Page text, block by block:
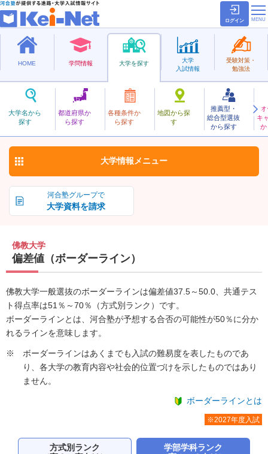
ログイン
HOME 学問情報 大学を探す
大学名から
探す
都道府県か
ら探す
各種条件か
ら探す
地図から探
す
推薦型・
総合型選抜
から探す
キ
か
大学
入試情報
受験対策・
勉強法
私立
ぶっきょう
佛教大学 お気に入り
河合塾グループで
大学資料を請求
大学情報 メニュー
佛教大学
偏差値（ボーダーライン）
佛教大学一般選抜のボーダーラインは偏差値37.5～50.0、共通テス
ト得点率は51％～70％（方式別ランク）です。
ボーダーラインとは、河合塾が予想する合否の可能性が50％に分か
れるラインを意味します。
ボーダーラインはあくまでも入試の難易度を表したものであ
り、各大学の教育内容や社会的位置づけを示したものではあり
ません。
ボーダーラインとは
※2027年度入試
方式別ランク
学部学科ランク